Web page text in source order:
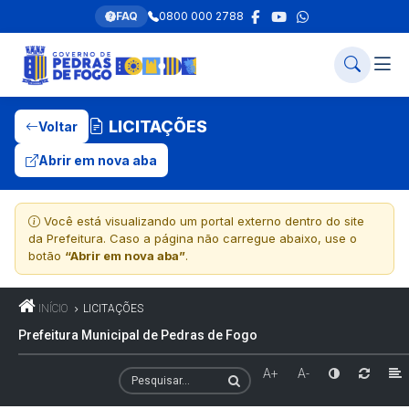
FAQ 0800 000 2788
Voltar LICITAÇÕES
Abrir em nova aba
Você está visualizando um portal externo dentro do site
da Prefeitura. Caso a página não carregue abaixo, use o
botão “Abrir em nova aba”.